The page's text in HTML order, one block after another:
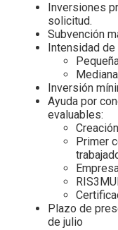
Inversiones
solicitud.
Subvención
Intensidad de
Inversión
Ayuda por
evaluables:
Primer
Plazo de
de julio